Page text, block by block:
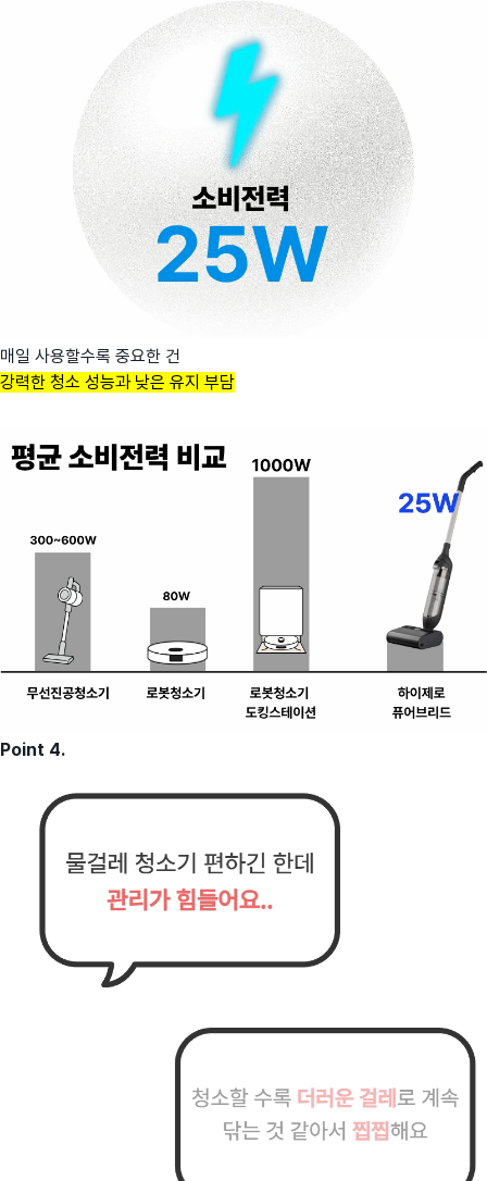
매일 사용할수록 중요한 건
강력한 청소 성능과 낮은 유지 부담
Point 4.